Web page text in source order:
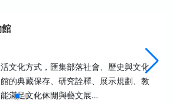
文化方式，匯集部落社會、歷史與文化
的典藏保存、研究詮釋、展示規劃、教
滿足文化休閒與藝文展…